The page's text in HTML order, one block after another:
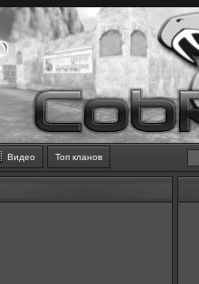
Видео Топ кланов